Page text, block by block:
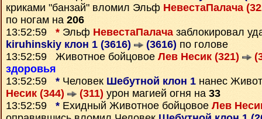
криками "банзай" вломил Эльф НевестаПалача
по ногам на 206
13:52:59 * Эльф НевестаПалачазаблокировал
kiruhinskiy клон 1 (3616)
(3616) по голове
13:52:59 Животное бойцовое Лев Несик (321)
здоровья
13:52:59 * Человек Шебутной клон 1 нанес
Несик (344)
(311) урон магией огня на 33
13:52:59 * Ехидный Животное бойцовое Лев